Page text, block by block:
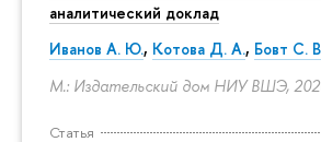
аналитический доклад
Иванов А. Ю., Котова Д. А., Бовт С.
М.: Издательский дом НИУ ВШЭ,
Статья